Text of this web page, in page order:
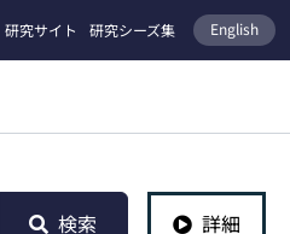
研究サイト 研究シーズ集 English
検索 詳細